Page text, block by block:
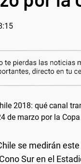
se medirán
Sur en el